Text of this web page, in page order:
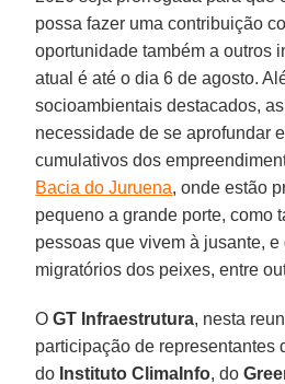
possa fazer uma contribuição
oportunidade também a outros
atual é até o dia 6 de agosto.
socioambientais destacados,
necessidade de se aprofundar
cumulativos dos
Bacia do Juruena, onde estão
pequeno a grande porte, como
pessoas que vivem à jusante, e
migratórios dos peixes, entre
OGT Infraestrutura, nesta
participação de representantes
do Instituto ClimaInfo, do